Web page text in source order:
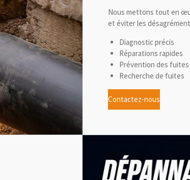
Nous mettons tout en
et éviter les
Diagnostic précis
Réparations rapides
Prévention des fuites
Recherche de fuites
Contactez-nous